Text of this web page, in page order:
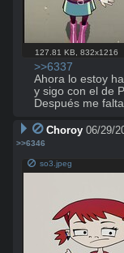
127.81 KB 832x1216
>>6337
Ahora lo estoy
y sigo con el de
Después me
Choroy 06/29/
>>6346
so3.jpeg